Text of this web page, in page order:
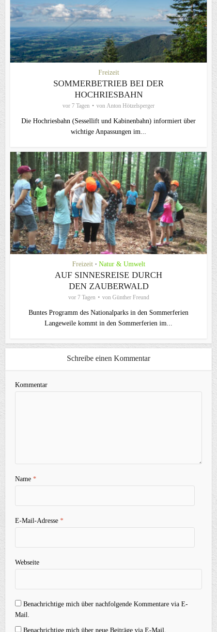
Freizeit
SOMMERBETRIEB BEI DER
HOCHRIESBAHN
vor 7 Tagen von Anton Hötzelsperger
Die Hochriesbahn (Sessellift und Kabinenbahn) informiert über
wichtige Anpassungen im...
Freizeit • Natur & Umwelt
AUF SINNESREISE DURCH
DEN ZAUBERWALD
vor 7 Tagen von Günther Freund
Buntes Programm des Nationalparks in den Sommerferien
Langeweile kommt in den Sommerferien im...
Schreibe einen Kommentar
Kommentar
Name*
E-Mail-Adresse*
Webseite
Benachrichtige mich über nachfolgende Kommentare via E-
Mail.
Benachrichtige mich über neue Beiträge via E-Mail.